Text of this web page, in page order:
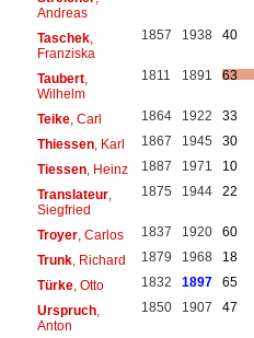
Andreas
Taschek,
Franziska
1857 1938 40
Taubert,
Wilhelm
1811 1891 63
Teike, Carl 1864 1922
33
Thiessen, Karl 1867 1945
30
Tiessen, Heinz 1887 1971
10
Translateur,
Siegfried
1875 1944 22
Troyer, Carlos 1837 1920
60
Trunk, Richard 1879 1968
18
Türke, Otto 1832 1897
65
Urspruch,
Anton
1850 1907 47